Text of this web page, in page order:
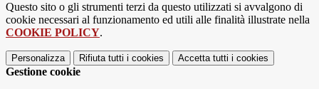
Questo sito o gli strumenti terzi da questo utilizzati si avvalgono di
cookie necessari al funzionamento ed utili alle finalità illustrate nella
COOKIE POLICY.
Personalizza Rifiuta tutti i cookies Accetta tutti i cookies
Gestione cookie